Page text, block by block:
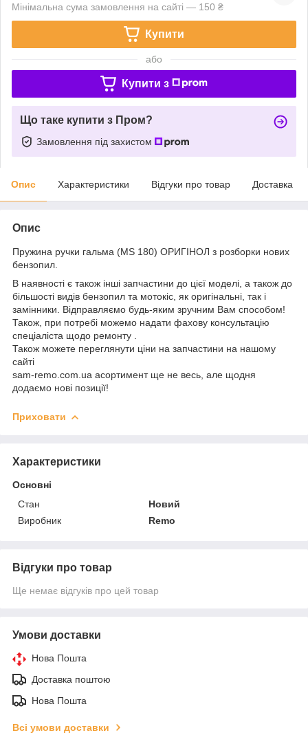
Мінімальна сума замовлення на сайті — 150 ₴
Купити
або
Купити з
Що таке купити з Пром?
Замовлення під захистом
Опис Характеристики Відгуки про товар Доставка
Опис
Пружина ручки гальма (MS 180) ОРИГІНОЛ з розборки нових
бензопил.
В наявності є також інші запчастини до цієї моделі, а також до
більшості видів бензопил та мотокіс, як оригінальні, так і
замінники. Відправляємо будь-яким зручним Вам способом!
Також, при потребі можемо надати фахову консультацію
спеціаліста щодо ремонту .
Також можете переглянути ціни на запчастини на нашому
сайті
sam-remo.com.ua асортимент ще не весь, але щодня
додаємо нові позиції!
Приховати
Характеристики
Основні
Стан
Новий
Виробник
Remo
Відгуки про товар
Ще немає відгуків про цей товар
Умови доставки
Нова Пошта
Доставка поштою
Нова Пошта
Всі умови доставки